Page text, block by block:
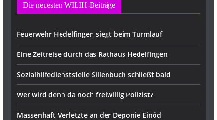
Die neuesten WILIH-Beiträge
Feuerwehr Hedelfingen siegt beim Turmlauf
Eine Zeitreise durch das Rathaus Hedelfingen
Sozialhilfedienststelle Sillenbuch schließt bald
Wer wird denn da noch freiwillig Polizist?
Massenhaft Verletzte an der Deponie Einöd